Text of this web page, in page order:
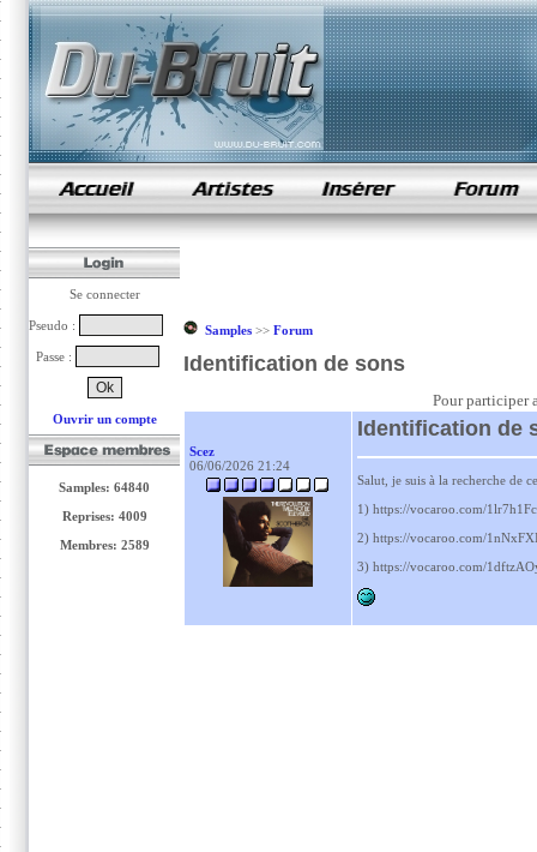
samples de rap
Se connecter
Pseudo :
Passe :
Ouvrir un compte
Samples: 64840
Reprises: 4009
Membres: 2589
Samples>> Forum
Identification de sons
Pour participer
Scez
06/06/2026 21:24
Identification de
Salut, je suis à la recherche de
1) https://vocaroo.com/
2) https://vocaroo.com/
3) https://vocaroo.com/